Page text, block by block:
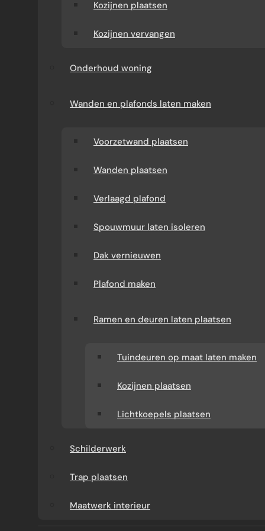
Kozijnen plaatsen
Kozijnen vervangen
Onderhoud woning
Wanden en plafonds laten maken
Voorzetwand plaatsen
Wanden plaatsen
Verlaagd plafond
Spouwmuur laten isoleren
Dak vernieuwen
Plafond maken
Ramen en deuren laten plaatsen
Tuindeuren op maat laten maken
Kozijnen plaatsen
Lichtkoepels plaatsen
Schilderwerk
Trap plaatsen
Maatwerk interieur
WAT KUNT U VAN ONS
verbouwingen en renovaties door heel
traject: van advies en offerte tot uitvoering.